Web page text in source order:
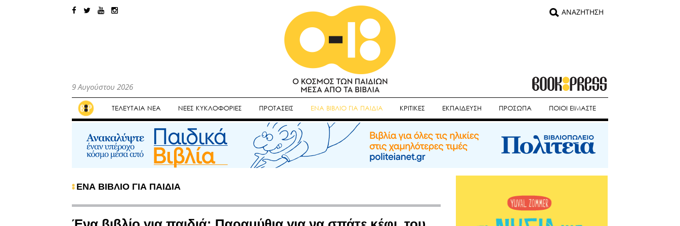
9 Αυγούστου 2026
ΤΕΛΕΥΤΑΙΑ ΝΕΑ ΝΕΕΣ ΚΥΚΛΟΦΟΡΙΕΣ ΠΡΟΤΑΣΕΙΣ ΕΝΑ ΒΙΒΛΙΟ ΓΙΑ ΠΑΙΔΙΑ ΚΡΙΤΙΚΕΣ ΕΚΠΑΙΔΕΥΣΗ ΠΡΟΣΩΠΑ ΠΟΙΟΙ ΕΙΜΑΣΤΕ
ΕΝΑ ΒΙΒΛΙΟ ΓΙΑ ΠΑΙΔΙΑ